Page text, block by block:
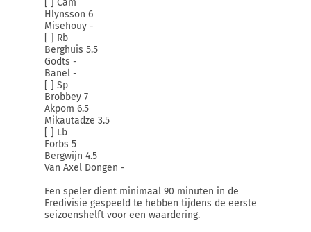
[ ] Cam
Hlynsson 6
Misehouy -
[ ] Rb
Berghuis 5.5
Godts -
Banel -
[ ] Sp
Brobbey 7
Akpom 6.5
Mikautadze 3.5
[ ] Lb
Forbs 5
Bergwijn 4.5
Van Axel Dongen -
Een speler dient minimaal 90 minuten in de
Eredivisie gespeeld te hebben tijdens de eerste
seizoenshelft voor een waardering.